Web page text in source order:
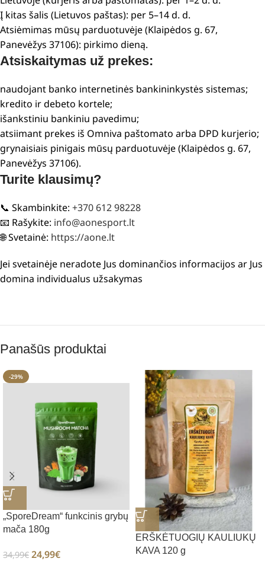
Į kitas šalis (Lietuvos paštas): per 5–14 d. d.
Atsiėmimas mūsų parduotuvėje (Klaipėdos g. 67,
Panevėžys 37106): pirkimo dieną.
Atsiskaitymas už prekes:
naudojant banko internetinės bankininkystės sistemas;
kredito ir debeto kortele;
išankstiniu bankiniu pavedimu;
atsiimant prekes iš Omniva paštomato arba DPD kurjerio;
grynaisiais pinigais mūsų parduotuvėje (Klaipėdos g. 67,
Panevėžys 37106).
Turite klausimų?
📞 Skambinkite: +370 612 98228
📧 Rašykite: info@aonesport.lt
🌐 Svetainė: https://aone.lt
Jei svetainėje neradote Jus dominančios informacijos ar Jus
domina individualus užsakymas
Panašūs produktai
-29%
„SporeDream“ funkcinis grybų
mača 180g
34,99€ 24,99€
ERŠKĖTUOGIŲ KAULIUKŲ
KAVA 120 g